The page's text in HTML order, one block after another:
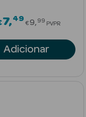
7 49Price
€9 99 PVPR
Adicionar